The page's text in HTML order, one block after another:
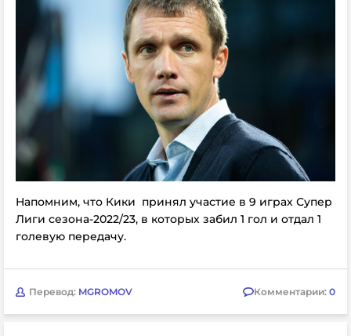
Напомним, что Кики принял участие в 9 играх Супер
Лиги сезона-2022/23, в которых забил 1 гол и отдал 1
голевую передачу.
Перевод: MGROMOV Комментарии: 0